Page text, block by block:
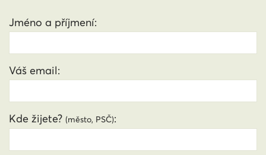
Jméno a příjmení:
Váš email:
Kde žijete? (město, PSČ):